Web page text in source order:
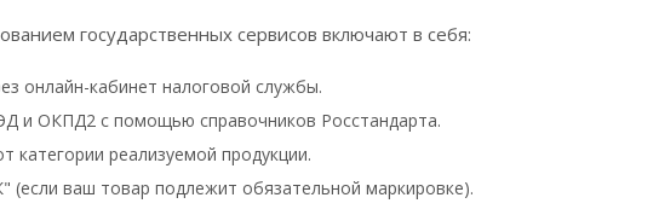
государственных сервисов включают в себя:
онлайн-кабинет налоговой службы.
и ОКПД2 с помощью справочников Росстандарта.
категории реализуемой продукции.
ваш товар подлежит обязательной маркировке).